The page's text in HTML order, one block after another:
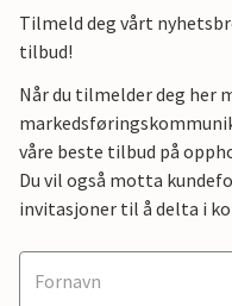
Tilmeld deg vårt
tilbud!
Når du tilmelder deg her
våre beste tilbud på
Du vil også motta
invitasjoner til å delta i